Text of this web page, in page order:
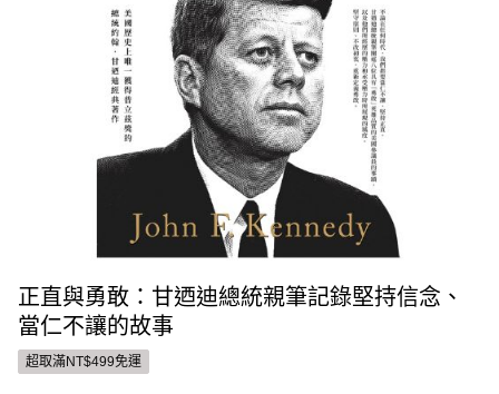
正直與勇敢：甘迺迪總統親筆記錄堅持信念、
當仁不讓的故事
超取滿NT$499免運